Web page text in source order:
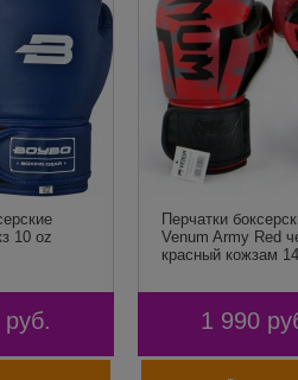
10 oz
руб.
Перчатки
Venum Army Red
красный кожзам
1 990